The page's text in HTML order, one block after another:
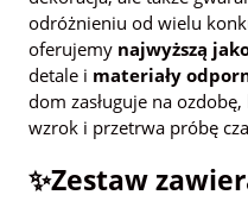
odróżnieniu od wielu
oferujemy najwyższą
detale i materiały
dom zasługuje na
wzrok i przetrwa próbę
✨Zestaw